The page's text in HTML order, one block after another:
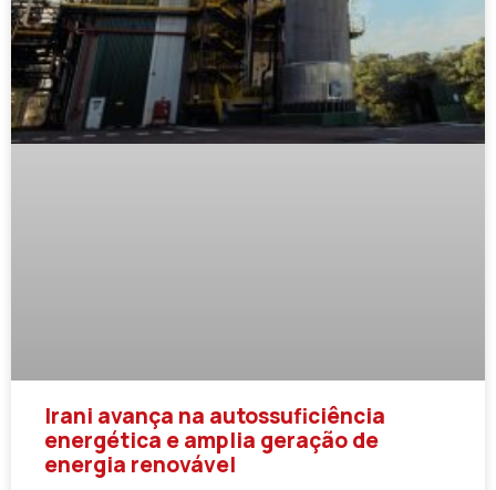
Irani avança na autossuficiência
energética e amplia geração de
energia renovável